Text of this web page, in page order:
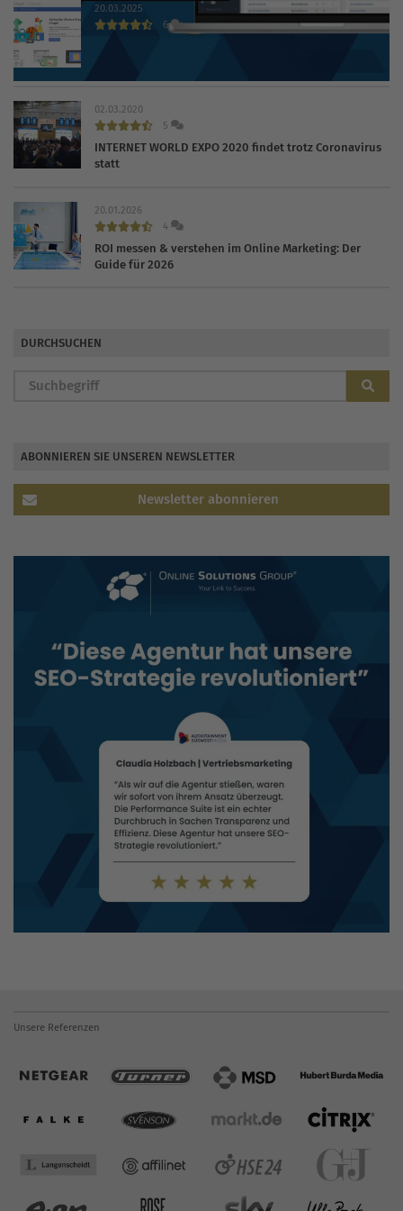
20.03.2025
6
02.03.2020
5
INTERNET WORLD EXPO 2020 findet trotz Coronavirus
statt
20.01.2026
4
ROI messen & verstehen im Online Marketing: Der
Guide für 2026
DURCHSUCHEN
ABONNIEREN SIE UNSEREN NEWSLETTER
Newsletter abonnieren
Unsere Referenzen